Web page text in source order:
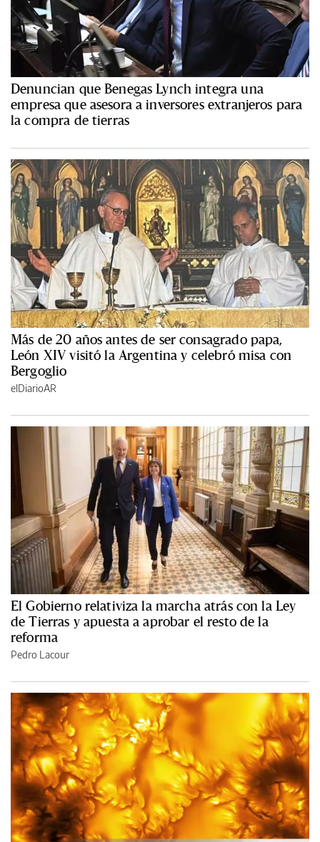
Denuncian que Benegas Lynch integra una
empresa que asesora a inversores extranjeros para
la compra de tierras
Más de 20 años antes de ser consagrado papa,
León XIV visitó la Argentina y celebró misa con
Bergoglio
elDiarioAR
El Gobierno relativiza la marcha atrás con la Ley
de Tierras y apuesta a aprobar el resto de la
reforma
Pedro Lacour